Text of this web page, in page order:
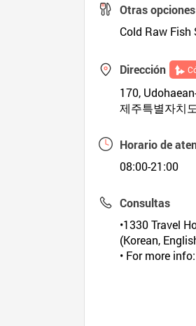
Otras
Cold Raw
Dirección
170,
제주특별자치
Horario de
08:00-21:00
Consultas
•1330 Travel
(Korean,
• For more